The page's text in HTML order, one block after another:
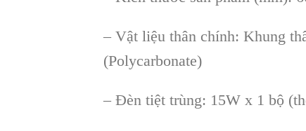
– Vật liệu thân chính: Khung
(Polycarbonate)
– Đèn tiệt trùng: 15W x 1 bộ